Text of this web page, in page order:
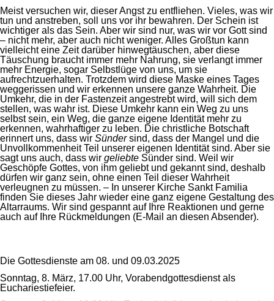
Meist versuchen wir, dieser Angst zu entfliehen. Vieles, was wir
tun und anstreben, soll uns vor ihr bewahren. Der Schein ist
wichtiger als das Sein. Aber wir sind nur, was wir vor Gott sind
– nicht mehr, aber auch nicht weniger. Alles Großtun kann
vielleicht eine Zeit darüber hinwegtäuschen, aber diese
Täuschung braucht immer mehr Nahrung, sie verlangt immer
mehr Energie, sogar Selbstlüge von uns, um sie
aufrechtzuerhalten. Trotzdem wird diese Maske eines Tages
weggerissen und wir erkennen unsere ganze Wahrheit. Die
Umkehr, die in der Fastenzeit angestrebt wird, will sich dem
stellen, was wahr ist. Diese Umkehr kann ein Weg zu uns
selbst sein, ein Weg, die ganze eigene Identität mehr zu
erkennen, wahrhaftiger zu leben. Die christliche Botschaft
erinnert uns, dass wir Sündersind, dass der Mangel und die
Unvollkommenheit Teil unserer eigenen Identität sind. Aber sie
sagt uns auch, dass wir geliebte Sünder sind. Weil wir
Geschöpfe Gottes, von ihm geliebt und gekannt sind, deshalb
dürfen wir ganz sein, ohne einen Teil dieser Wahrheit
verleugnen zu müssen. – In unserer Kirche Sankt Familia
finden Sie dieses Jahr wieder eine ganz eigene Gestaltung des
Altarraums. Wir sind gespannt auf Ihre Reaktionen und gerne
auch auf Ihre Rückmeldungen (E-Mail an diesen Absender).
Die Gottesdienste am 08. und 09.03.2025
Sonntag, 8. März, 17.00 Uhr, Vorabendgottesdienst als
Euchariestiefeier.